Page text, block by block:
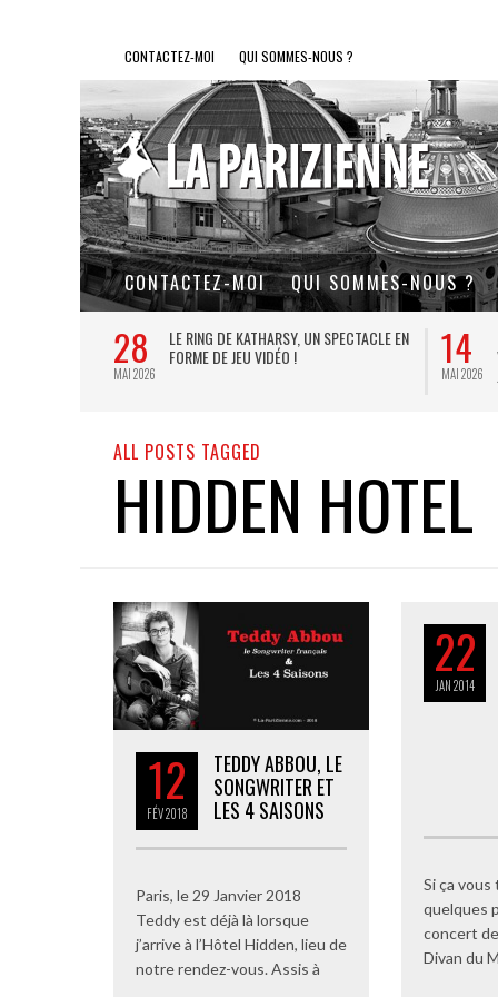
CONTACTEZ-MOI QUI SOMMES-NOUS ?
CONTACTEZ-MOI QUI SOMMES-NOUS ?
28
MAI 2026
LE RING DE KATHARSY, UN SPECTACLE EN
FORME DE JEU VIDÉO !
14
MAI 2026
ALL POSTS TAGGED
HIDDEN HOTEL
12
FÉV2018
TEDDY ABBOU, LE
SONGWRITER ET
LES 4 SAISONS
Paris, le 29 Janvier 2018
Teddy est déjà là lorsque
j’arrive à l’Hôtel Hidden, lieu de
notre rendez-vous. Assis à
22
JAN2014
Si ça
quelques
concert
Divan du